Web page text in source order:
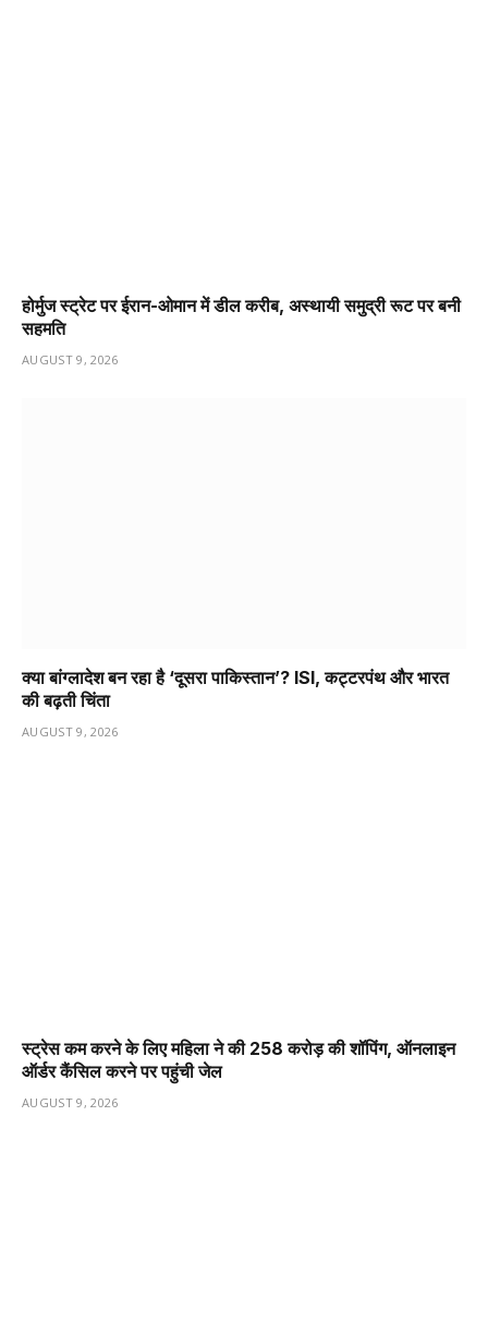
होर्मुज स्ट्रेट पर ईरान-ओमान में डील करीब, अस्थायी समुद्री रूट पर बनी
सहमति
AUGUST 9, 2026
क्या बांग्लादेश बन रहा है ‘दूसरा पाकिस्तान’? ISI, कट्टरपंथ और भारत
की बढ़ती चिंता
AUGUST 9, 2026
स्ट्रेस कम करने के लिए महिला ने की ₹258 करोड़ की शॉपिंग, ऑनलाइन
ऑर्डर कैंसिल करने पर पहुंची जेल
AUGUST 9, 2026